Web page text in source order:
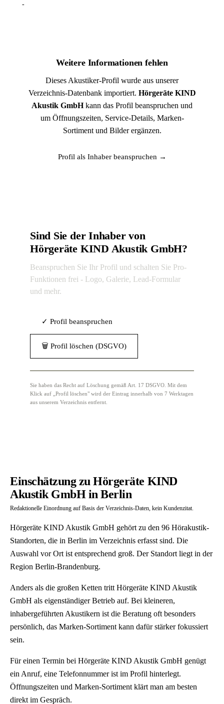
-
Weitere Informationen fehlen
Dieses Akustiker-Profil wurde aus unserer
Verzeichnis-Datenbank importiert. Hörgeräte KIND
Akustik GmbHkann das Profil beanspruchen und
um Öffnungszeiten, Service-Details, Marken-
Sortiment und Bilder ergänzen.
Profil als Inhaber beanspruchen →
Sind Sie der Inhaber von
Hörgeräte KIND Akustik GmbH?
Beanspruchen Sie Ihr Profil und schalten Sie Pro-
Funktionen frei - Logo, Galerie, Lead-Formular
und mehr.
✓ Profil beanspruchen
🗑 Profil löschen (DSGVO)
Sie haben das Recht auf Löschung gemäß Art. 17 DSGVO. Mit dem
Klick auf „Profil löschen" wird der Eintrag innerhalb von 7 Werktagen
aus unserem Verzeichnis entfernt.
Einschätzung zu Hörgeräte KIND
Akustik GmbH in Berlin
Redaktionelle Einordnung auf Basis der Verzeichnis-Daten, kein Kundenzitat.
Hörgeräte KIND Akustik GmbH gehört zu den 96 Hörakustik-
Standorten, die in Berlin im Verzeichnis erfasst sind. Die
Auswahl vor Ort ist entsprechend groß. Der Standort liegt in der
Region Berlin-Brandenburg.
Anders als die großen Ketten tritt Hörgeräte KIND Akustik
GmbH als eigenständiger Betrieb auf. Bei kleineren,
inhabergeführten Akustikern ist die Beratung oft besonders
persönlich, das Marken-Sortiment kann dafür stärker fokussiert
sein.
Für einen Termin bei Hörgeräte KIND Akustik GmbH genügt
ein Anruf, eine Telefonnummer ist im Profil hinterlegt.
Öffnungszeiten und Marken-Sortiment klärt man am besten
direkt im Gespräch.